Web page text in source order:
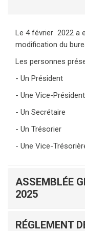
Le 4 février 2022 a
modification du
Les personnes
- Un Président :
- Une Vice-
- Un Secrétaire :
- Un Trésorier :
- Une Vice-
ASSEMBLÉE
2025
RÉGLEMENT